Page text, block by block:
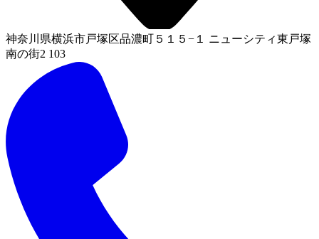
神奈川県横浜市戸塚区品濃町５１５−１ ニューシティ東戸塚
南の街2 103